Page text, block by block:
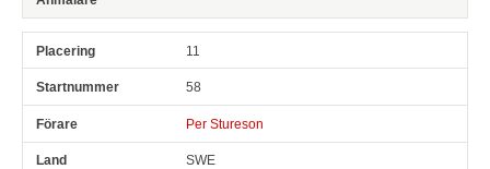
11
58
Per Stureson
SWE